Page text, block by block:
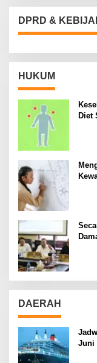
DPRD &
HUKUM
Diet
DAERAH
Juni